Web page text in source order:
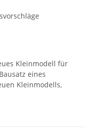
Kleinmodell für
eines
Kleinmodells,